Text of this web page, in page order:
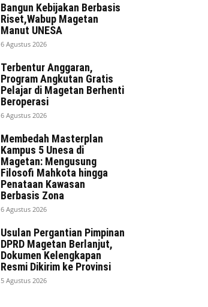
Bangun Kebijakan Berbasis
Riset,Wabup Magetan
Manut UNESA
6 Agustus 2026
Terbentur Anggaran,
Program Angkutan Gratis
Pelajar di Magetan Berhenti
Beroperasi
6 Agustus 2026
Membedah Masterplan
Kampus 5 Unesa di
Magetan: Mengusung
Filosofi Mahkota hingga
Penataan Kawasan
Berbasis Zona
6 Agustus 2026
Usulan Pergantian Pimpinan
DPRD Magetan Berlanjut,
Dokumen Kelengkapan
Resmi Dikirim ke Provinsi
5 Agustus 2026